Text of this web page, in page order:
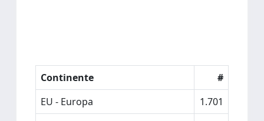
Continente
#
EU - Europa
1.701